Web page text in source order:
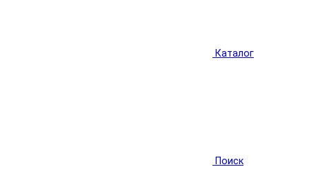
Каталог
Поиск